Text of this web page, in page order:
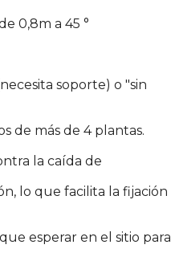
0,8m a 45 °
soporte) o "sin
de más de 4 plantas.
la caída de
lo que facilita la fijación
esperar en el sitio para